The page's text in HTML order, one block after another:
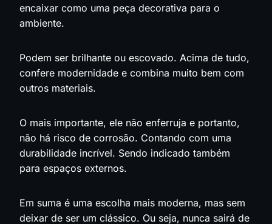
encaixar como uma peça decorativa para o
ambiente.
Podem ser brilhante ou escovado. Acima de tudo,
confere modernidade e combina muito bem com
outros materiais.
O mais importante, ele não enferruja e portanto,
não há risco de corrosão. Contando com uma
durabilidade incrível. Sendo indicado também
para espaços externos.
Em suma é uma escolha mais moderna, mas sem
deixar de ser um clássico. Ou seja, nunca sairá de